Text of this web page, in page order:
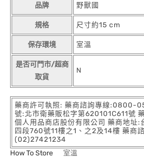
品牌 野獸國
規格 尺寸約15 cm
保存環境 室溫
是否可門市/超商
取貨
N
藥商許可執照: 藥商諮詢專線:0800-
號:北市衛藥販松字第620101C611號
個人用品商店股份有限公司 藥商地址:
四段760號11樓之1、之2及14樓 藥商
(02)27421234
How To Store
室溫